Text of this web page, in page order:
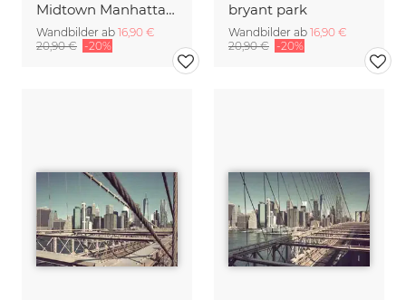
Midtown Manhattan Skyline mit Vollmond
Wandbilder ab 16,90 €
20,90 € -20%
bryant park
Wandbilder ab 16,90 €
20,90 € -20%